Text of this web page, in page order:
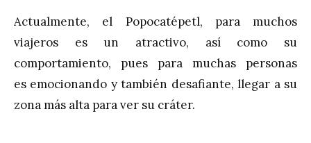
Actualmente, el Popocatépetl, para muchos
viajeros es un atractivo, así como su
comportamiento, pues para muchas personas
es emocionando y también desafiante, llegar a su
zona más alta para ver su cráter.